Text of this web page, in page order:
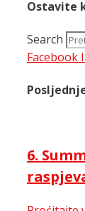
Ostavite
Search
Facebook
6.